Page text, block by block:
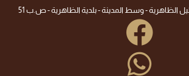
الظاهرية - وسط المدينة - بلدية الظاهرية - ص.ب 51